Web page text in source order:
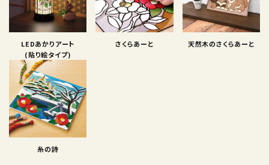
LEDあかりアート
(貼り絵タイプ)
さくらあーと 天然木のさくらあーと
糸の詩